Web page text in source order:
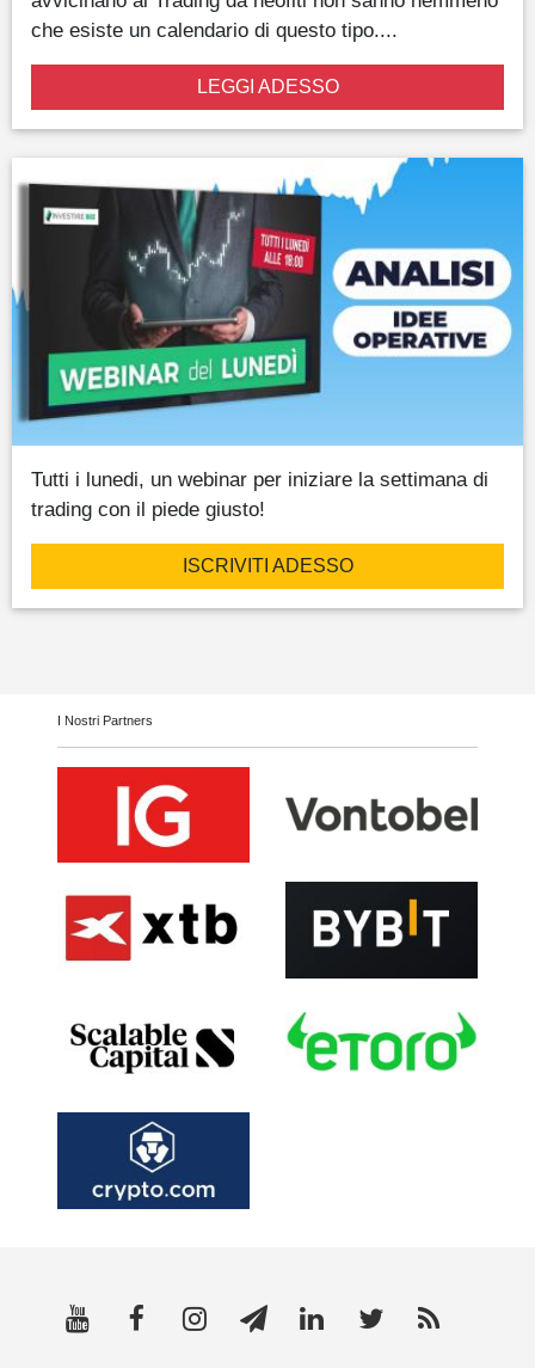
che esiste un calendario di questo tipo....
LEGGI ADESSO
Tutti i lunedi, un webinar per iniziare la settimana di
trading con il piede giusto!
ISCRIVITI ADESSO
I Nostri Partners